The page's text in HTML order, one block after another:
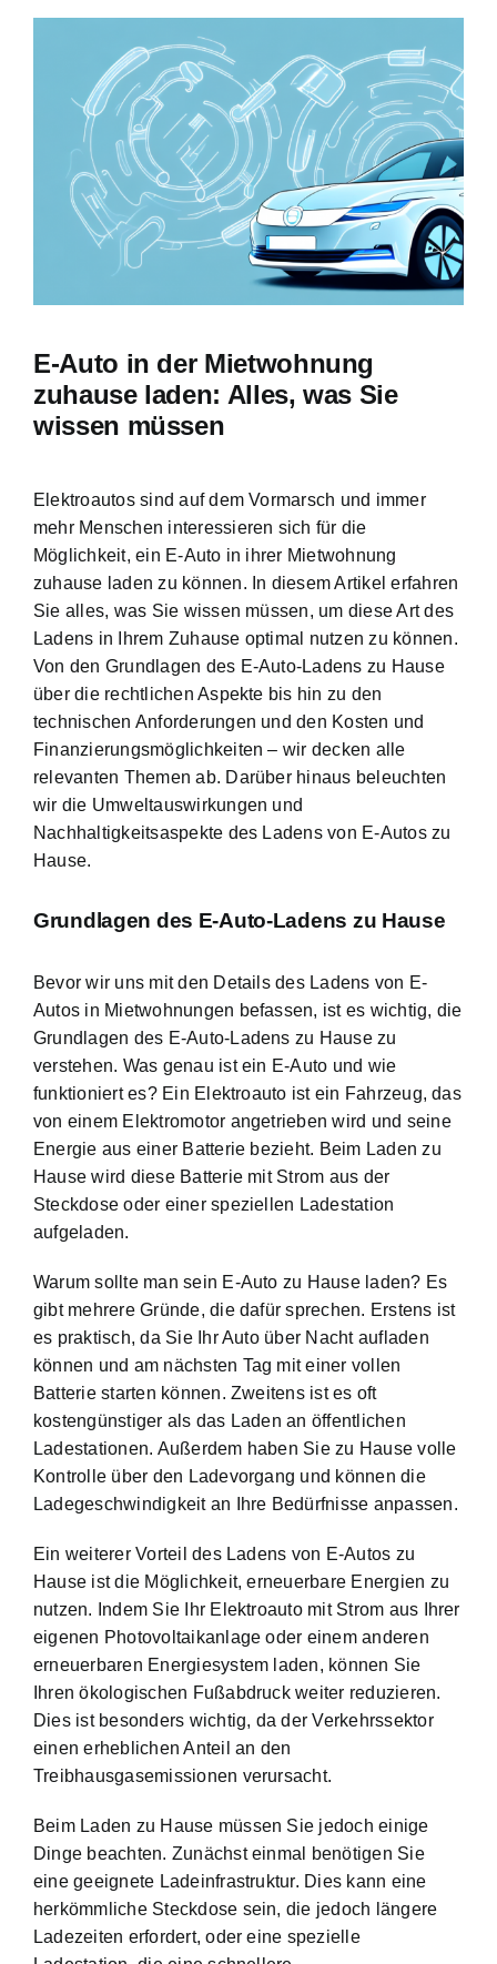
E-Auto in der Mietwohnung
zuhause laden: Alles, was Sie
wissen müssen
Elektroautos sind auf dem Vormarsch und immer
mehr Menschen interessieren sich für die
Möglichkeit, ein E-Auto in ihrer Mietwohnung
zuhause laden zu können. In diesem Artikel erfahren
Sie alles, was Sie wissen müssen, um diese Art des
Ladens in Ihrem Zuhause optimal nutzen zu können.
Von den Grundlagen des E-Auto-Ladens zu Hause
über die rechtlichen Aspekte bis hin zu den
technischen Anforderungen und den Kosten und
Finanzierungsmöglichkeiten – wir decken alle
relevanten Themen ab. Darüber hinaus beleuchten
wir die Umweltauswirkungen und
Nachhaltigkeitsaspekte des Ladens von E-Autos zu
Hause.
Grundlagen des E-Auto-Ladens zu Hause
Bevor wir uns mit den Details des Ladens von E-
Autos in Mietwohnungen befassen, ist es wichtig, die
Grundlagen des E-Auto-Ladens zu Hause zu
verstehen. Was genau ist ein E-Auto und wie
funktioniert es? Ein Elektroauto ist ein Fahrzeug, das
von einem Elektromotor angetrieben wird und seine
Energie aus einer Batterie bezieht. Beim Laden zu
Hause wird diese Batterie mit Strom aus der
Steckdose oder einer speziellen Ladestation
aufgeladen.
Warum sollte man sein E-Auto zu Hause laden? Es
gibt mehrere Gründe, die dafür sprechen. Erstens ist
es praktisch, da Sie Ihr Auto über Nacht aufladen
können und am nächsten Tag mit einer vollen
Batterie starten können. Zweitens ist es oft
kostengünstiger als das Laden an öffentlichen
Ladestationen. Außerdem haben Sie zu Hause volle
Kontrolle über den Ladevorgang und können die
Ladegeschwindigkeit an Ihre Bedürfnisse anpassen.
Ein weiterer Vorteil des Ladens von E-Autos zu
Hause ist die Möglichkeit, erneuerbare Energien zu
nutzen. Indem Sie Ihr Elektroauto mit Strom aus Ihrer
eigenen Photovoltaikanlage oder einem anderen
erneuerbaren Energiesystem laden, können Sie
Ihren ökologischen Fußabdruck weiter reduzieren.
Dies ist besonders wichtig, da der Verkehrssektor
einen erheblichen Anteil an den
Treibhausgasemissionen verursacht.
Beim Laden zu Hause müssen Sie jedoch einige
Dinge beachten. Zunächst einmal benötigen Sie
eine geeignete Ladeinfrastruktur. Dies kann eine
herkömmliche Steckdose sein, die jedoch längere
Ladezeiten erfordert, oder eine spezielle